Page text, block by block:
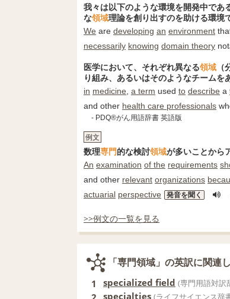
我々は以下のような環境を開発中であ
な領域理論を創り出すのを助ける環境
We are developing an environment
necessarily knowing domain theory
医学において、それぞれ異なる領域
り組み、あるいはそのようなチームを
in medicine a term used to describe a
and other health care professionals
- PDQ®がん用語辞書 英語版
例文
数理専門的な検討領域が多いことから
An examination of the requirements
and other relevant organizations
actuarial perspective 発音を聞く
>>例文の一覧を見る
「専門領域」の英訳に関連
1 specialized field (専門用語対訳
specialties (ライフサイエンス辞